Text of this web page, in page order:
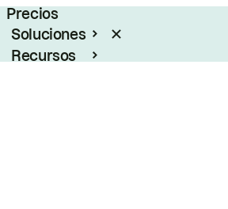
Precios
Soluciones
Recursos